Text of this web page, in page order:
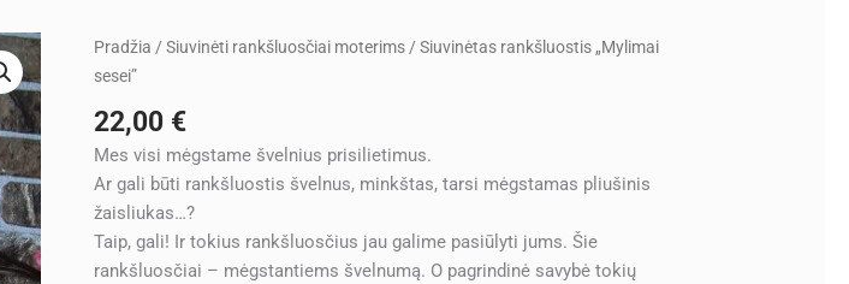
Pradžia /Siuvinėti rankšluosčiai moterims / Siuvinėtas rankšluostis „Mylimai
sesei”
22,00 €
Mes visi mėgstame švelnius prisilietimus.
Ar gali būti rankšluostis švelnus, minkštas, tarsi mėgstamas pliušinis
žaisliukas…?
Taip, gali! Ir tokius rankšluosčius jau galime pasiūlyti jums. Šie
rankšluosčiai – mėgstantiems švelnumą. O pagrindinė savybė tokių
produkto
kiekis:
rankšluostis
"Mylimai
sesei"